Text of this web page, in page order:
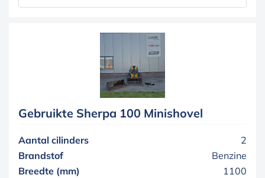
Gebruikte Sherpa 100 Minishovel
Aantal cilinders
2
Brandstof
Benzine
Breedte (mm)
1100